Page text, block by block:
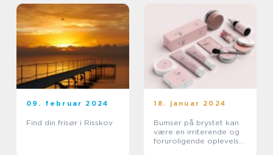
09. februar 2024
Find din frisør i Risskov
18. januar 2024
Bumser på brystet kan
være en irriterende og
foruroligende oplevelse